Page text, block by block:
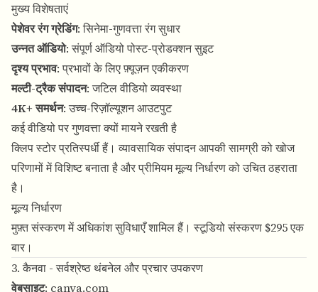
मुख्य विशेषताएं
पेशेवर रंग ग्रेडिंग: सिनेमा-गुणवत्ता रंग सुधार
उन्नत ऑडियो: संपूर्ण ऑडियो पोस्ट-प्रोडक्शन सुइट
दृश्य प्रभाव: प्रभावों के लिए फ़्यूज़न एकीकरण
मल्टी-ट्रैक संपादन: जटिल वीडियो व्यवस्था
4K+ समर्थन: उच्च-रिज़ॉल्यूशन आउटपुट
कई वीडियो पर गुणवत्ता क्यों मायने रखती है
क्लिप स्टोर प्रतिस्पर्धी हैं। व्यावसायिक संपादन आपकी सामग्री को खोज
परिणामों में विशिष्ट बनाता है और प्रीमियम मूल्य निर्धारण को उचित ठहराता
है।
मूल्य निर्धारण
मुफ़्त संस्करण में अधिकांश सुविधाएँ शामिल हैं। स्टूडियो संस्करण $295 एक
बार।
3. कैनवा - सर्वश्रेष्ठ थंबनेल और प्रचार उपकरण
वेबसाइट: canva.com